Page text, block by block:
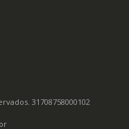
31708758000102